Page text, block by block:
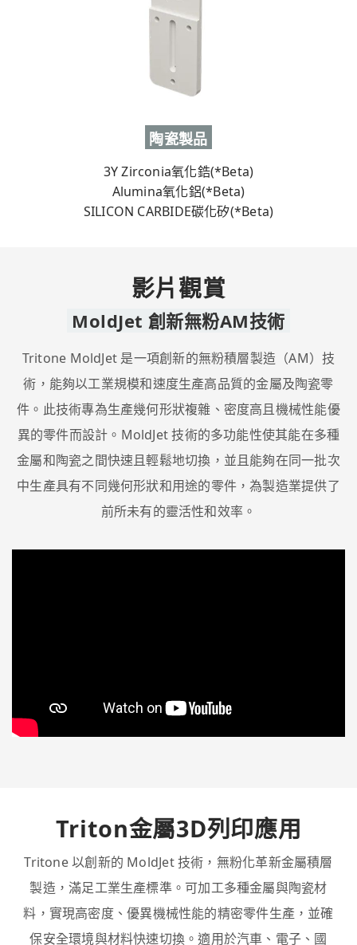
陶瓷製品
3Y Zirconia氧化鋯(*Beta)
Alumina氧化鋁(*Beta)
SILICON CARBIDE碳化矽(*Beta)
影片觀賞
MoldJet 創新無粉AM技術
Tritone MoldJet 是一項創新的無粉積層製造（AM）技
術，能夠以工業規模和速度生產高品質的金屬及陶瓷零
件。此技術專為生產幾何形狀複雜、密度高且機械性能優
異的零件而設計。MoldJet 技術的多功能性使其能在多種
金屬和陶瓷之間快速且輕鬆地切換，並且能夠在同一批次
中生產具有不同幾何形狀和用途的零件，為製造業提供了
前所未有的靈活性和效率。
Triton金屬3D列印應用
Tritone 以創新的 MoldJet 技術，無粉化革新金屬積層
製造，滿足工業生產標準。可加工多種金屬與陶瓷材
料，實現高密度、優異機械性能的精密零件生產，並確
保安全環境與材料快速切換。適用於汽車、電子、國